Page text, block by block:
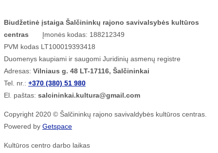
Biudžetinė įstaiga Šalčininkų rajono savivalsybės kultūros
centras
Įmonės kodas: 188212349
PVM kodas LT100019393418
Duomenys kaupiami ir saugomi Juridinių asmenų registre
Adresas: Vilniaus g. 48 LT-17116, Šalčininkai
Tel. nr.: +370 (380) 51 980
El. paštas: salcininkai.kultura@gmail.com
Copyright 2020 © Šalčininkų rajono savivaldybės kultūros centras.
Powered by Getspace
Kultūros centro darbo laikas